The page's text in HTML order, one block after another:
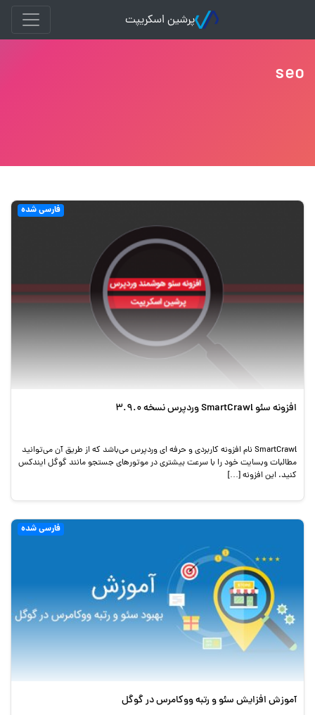
پرشین اسکریپت
seo
فارسی شده
افزونه سئو SmartCrawl وردپرس نسخه 3.9.0
SmartCrawl نام افزونه کاربردی و حرفه ای وردپرس می‌باشد که از طریق آن می‌توانید
مطالبات وبسایت خود را با سرعت بیشتری در موتورهای جستجو مانند گوگل ایندکس
کنید. این افزونه […]
فارسی شده
آموزش افزایش سئو و رتبه ووکامرس در گوگل